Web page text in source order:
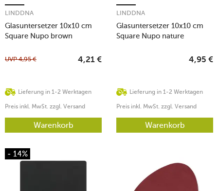
Glasuntersetzer 10x10 cm
Square Nupo brown
LINDDNA
Lieferung in 1-2 Werktagen
UVP4,95 € 4,21 €
Preis inkl. MwSt. zzgl. Versand
Warenkorb
Glasuntersetzer 10x10 cm
Square Nupo nature
LINDDNA
Lieferung in 1-2 Werktagen
4,95 €
Preis inkl. MwSt. zzgl. Versand
Warenkorb
- 14%